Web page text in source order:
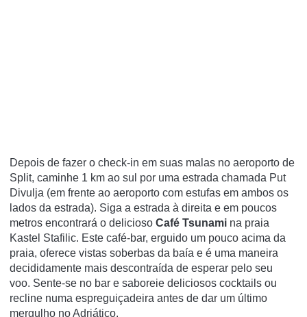
Depois de fazer o check-in em suas malas no aeroporto de
Split, caminhe 1 km ao sul por uma estrada chamada Put
Divulja (em frente ao aeroporto com estufas em ambos os
lados da estrada). Siga a estrada à direita e em poucos
metros encontrará o delicioso Café Tsunami na praia
Kastel Stafilic. Este café-bar, erguido um pouco acima da
praia, oferece vistas soberbas da baía e é uma maneira
decididamente mais descontraída de esperar pelo seu
voo. Sente-se no bar e saboreie deliciosos cocktails ou
recline numa espreguiçadeira antes de dar um último
mergulho no Adriático.